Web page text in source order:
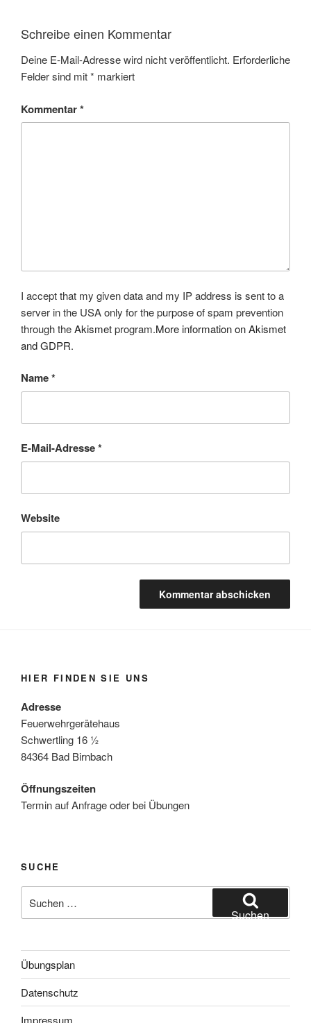
Schreibe einen Kommentar
Deine E-Mail-Adresse wird nicht veröffentlicht. Erforderliche
Felder sind mit* markiert
Kommentar*
I accept that my given data and my IP address is sent to a
server in the USA only for the purpose of spam prevention
through theAkismetprogram.More information on Akismet
and GDPR.
Name*
E-Mail-Adresse*
Website
HIER FINDEN SIE UNS
Adresse
Feuerwehrgerätehaus
Schwertling 16 ½
84364 Bad Birnbach
Öffnungszeiten
Termin auf Anfrage oder bei Übungen
SUCHE
nach:
Suchen
Übungsplan
Datenschutz
Impressum